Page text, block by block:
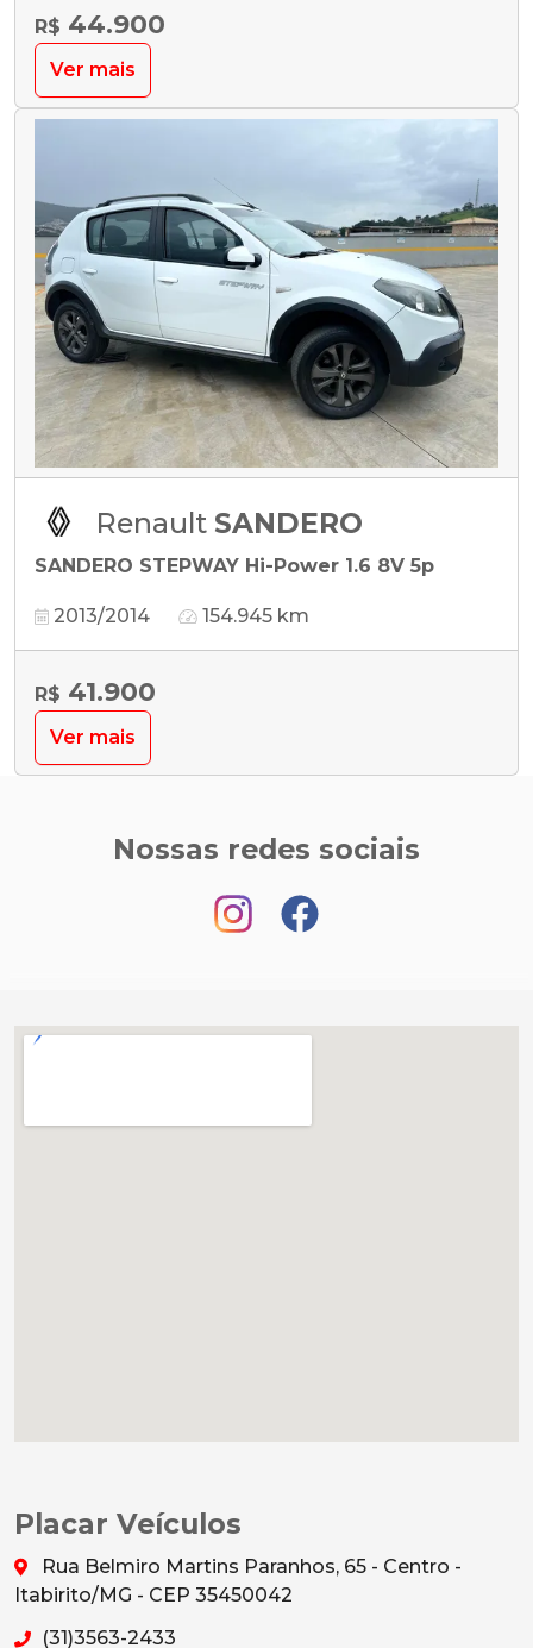
R$ 44.900
Ver mais
Renault SANDERO
SANDERO STEPWAY Hi-Power 1.6 8V 5p
2013/2014 154.945 km
R$ 41.900
Ver mais
Nossas redes sociais
Placar Veículos
Rua Belmiro Martins Paranhos, 65 - Centro -
Itabirito/MG - CEP 35450042
(31)3563-2433